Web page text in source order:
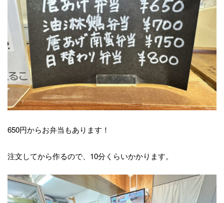
650円からお弁当もあります！
注文してから作るので、10分くらいかかります。